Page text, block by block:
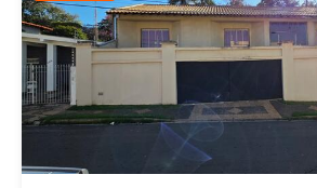
Tipo de imóveis
Apartamentos
Casas
Comerciais
Terrenos
Rural